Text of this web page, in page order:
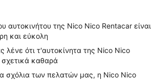
αυτοκινήτου της Nico Nico Rentacar είναι
και εύκολη
λένε ότι τ'αυτοκίνητα της Nico Nico
σχετικά καθαρά
σχόλια των πελατών μας, η Nico Nico